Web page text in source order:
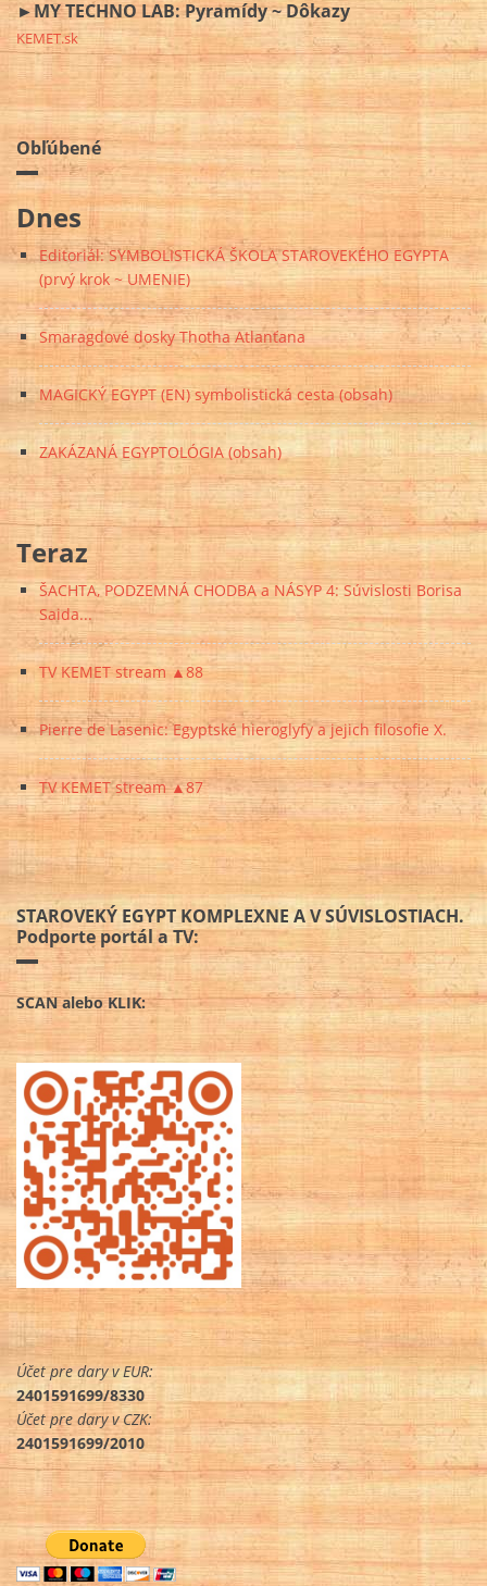
►MY TECHNO LAB: Pyramídy ~ Dôkazy
KEMET.sk
Obľúbené
Dnes
Editoriál: SYMBOLISTICKÁ ŠKOLA STAROVEKÉHO EGYPTA
(prvý krok ~ UMENIE)
Smaragdové dosky Thotha Atlanťana
MAGICKÝ EGYPT (EN) symbolistická cesta (obsah)
ZAKÁZANÁ EGYPTOLÓGIA (obsah)
Teraz
ŠACHTA, PODZEMNÁ CHODBA a NÁSYP 4: Súvislosti Borisa
Saida...
TV KEMET stream ▲88
Pierre de Lasenic: Egyptské hieroglyfy a jejich filosofie X.
TV KEMET stream ▲87
STAROVEKÝ EGYPT KOMPLEXNE A V SÚVISLOSTIACH.
Podporte portál a TV:
SCAN alebo KLIK:
Účet pre dary v EUR:
2401591699/8330
Účet pre dary v CZK:
2401591699/2010